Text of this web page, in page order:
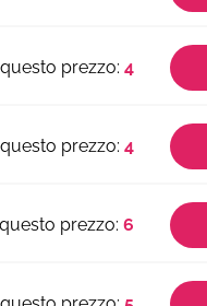
4
4
6